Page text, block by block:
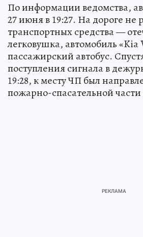
По информации ведомства,
27 июня в 19:27. На дороге не
транспортных средства —
легковушка, автомобиль «Kia
пассажирский автобус.
поступления сигнала в
19:28, к месту ЧП был
пожарно-спасательной